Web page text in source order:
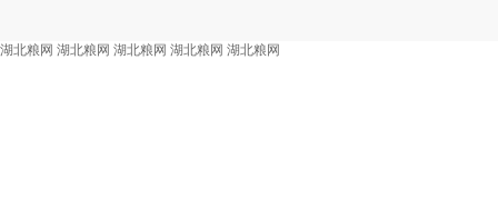
湖北粮网 湖北粮网 湖北粮网 湖北粮网 湖北粮网